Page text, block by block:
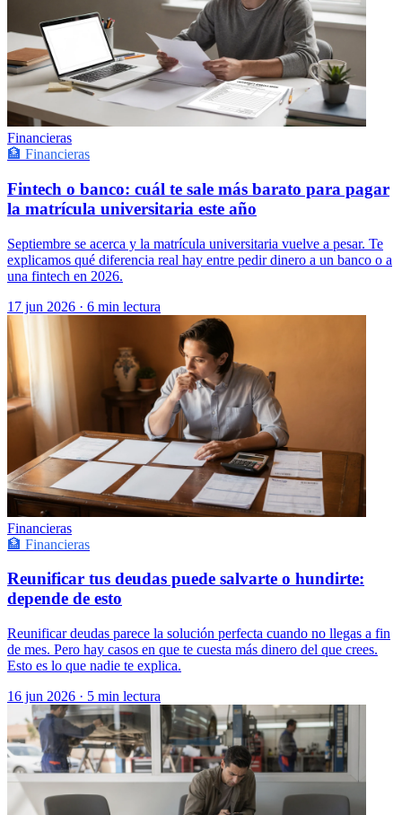
Financieras
🏦 Financieras
Fintech o banco: cuál te sale más barato para pagar
la matrícula universitaria este año
Septiembre se acerca y la matrícula universitaria vuelve a pesar. Te
explicamos qué diferencia real hay entre pedir dinero a un banco o a
una fintech en 2026.
17 jun 2026 · 6 min lectura
Financieras
🏦 Financieras
Reunificar tus deudas puede salvarte o hundirte:
depende de esto
Reunificar deudas parece la solución perfecta cuando no llegas a fin
de mes. Pero hay casos en que te cuesta más dinero del que crees.
Esto es lo que nadie te explica.
16 jun 2026 · 5 min lectura